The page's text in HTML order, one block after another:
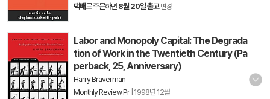
택배로 주문하면 8월 20일 출고 변경
Labor and Monopoly Capital: The Degrada
tion of Work in the Twentieth Century (Pa
perback, 25, Anniversary)
Harry Braverman
Monthly Review Pr 1998년 12월